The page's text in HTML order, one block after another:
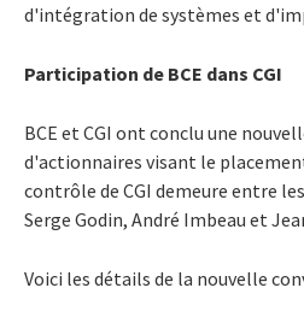
d'intégration de systèmes et
Participation de BCE dans CGI
BCE et CGI ont conclu une
d'actionnaires visant le placement
contrôle de CGI demeure entre
Serge Godin, André Imbeau et
Voici les détails de la nouvelle